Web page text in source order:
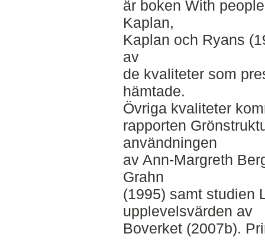
är boken With
Kaplan,
Kaplan och Ryans
av
de kvaliteter som
hämtade.
Övriga kvaliteter
rapporten
användningen
av Ann-Margreth
Grahn
(1995) samt studien
upplevelsvärden av
Boverket (2007b).